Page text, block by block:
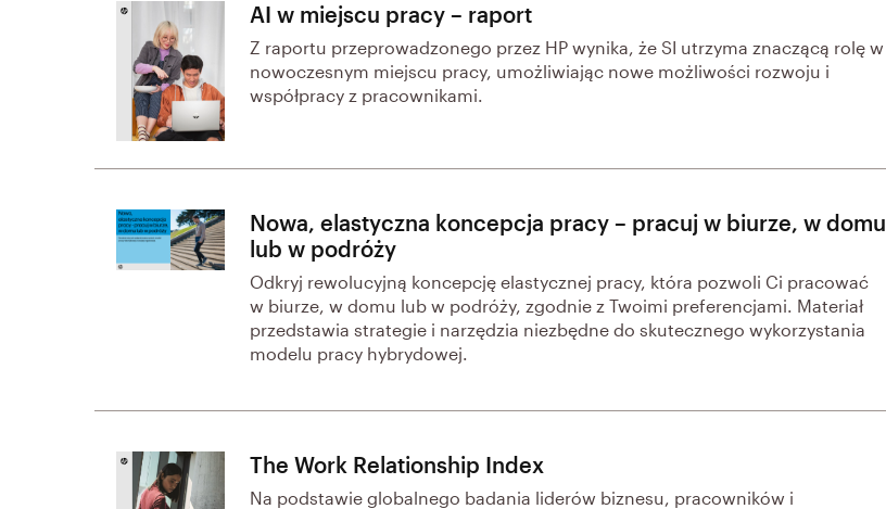
AI w miejscu pracy – raport
Z raportu przeprowadzonego przez HP wynika, że SI utrzyma znaczącą rolę w
nowoczesnym miejscu pracy, umożliwiając nowe możliwości rozwoju i
współpracy z pracownikami.
Nowa, elastyczna koncepcja pracy – pracuj w biurze, w domu
lub w podróży
Odkryj rewolucyjną koncepcję elastycznej pracy, która pozwoli Ci pracować
w biurze, w domu lub w podróży, zgodnie z Twoimi preferencjami. Materiał
przedstawia strategie i narzędzia niezbędne do skutecznego wykorzystania
modelu pracy hybrydowej.
The Work Relationship Index
Na podstawie globalnego badania liderów biznesu, pracowników i